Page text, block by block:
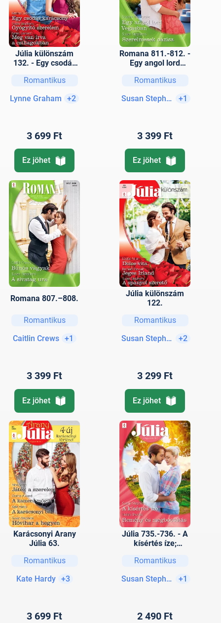
Júlia különszám
132. - Egy csodás
Gyógyító szerelem;
csillagokban
Romantikus
Lynne Graham
+2
3 699 Ft
Ez jöhet
Romana 811.-812. -
Egy angol lord
Szerelmesek
Romantikus
Susan Stephens+1
3 399 Ft
Ez jöhet
Romana 807.–808.
Romantikus
Caitlin Crews
+1
3 399 Ft
Ez jöhet
Júlia különszám
122.
Romantikus
Susan Stephens+2
3 299 Ft
Ez jöhet
Karácsonyi Arany
Júlia 63.
Romantikus
Kate Hardy
+3
3 699 Ft
Júlia 735.-736. - A
kísértés íze;
megbocsátás
Romantikus
Susan Stephens+1
2 490 Ft